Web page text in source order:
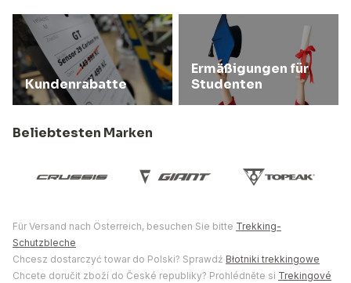
Kundenrabatte
Ermäßigungen für
Studenten
Beliebtesten Marken
Für Versand nach Österreich, besuchen Sie bitte Trekking-
Schutzbleche
Chcesz dostarczyć towar do Polski? Sprawdź Błotniki trekkingowe
Chcete doručit zboží do České republiky? Prohlédněte si Trekingové